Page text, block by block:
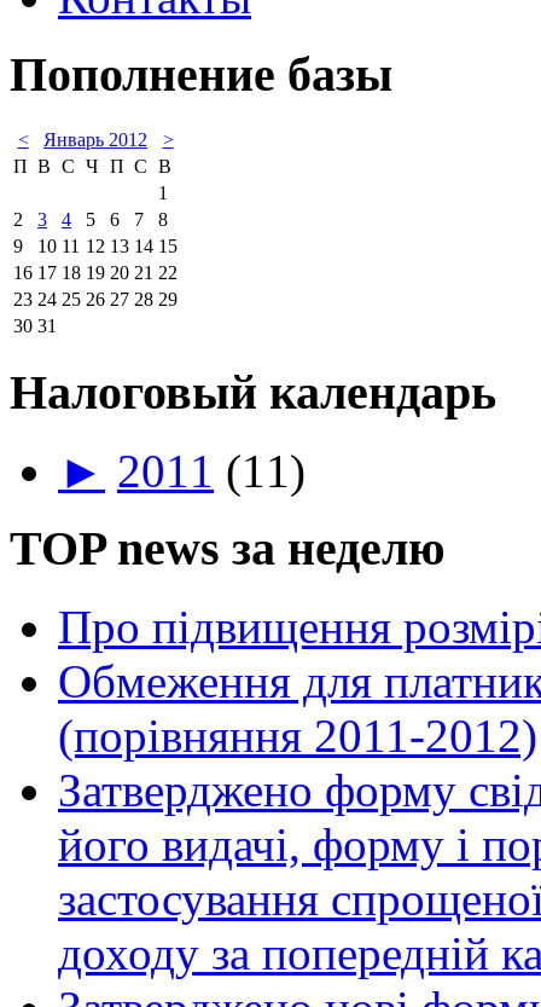
Пополнение базы
< Январь 2012
>
П В С Ч П С В
1
2
3 4 5 6 7
8
9
10 11 12 13 14 15
16 17 18 19 20 21 22
23 24 25 26 27 28 29
30 31
Налоговый календарь
► 2011 (11)
TOP news за неделю
Про підвищення
Обмеження для
(порівняння 2011-2012)
Затверджено форму
його видачі, форму і
застосування
доходу за попередній